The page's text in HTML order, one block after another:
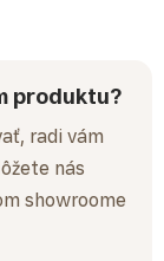
produktu?
radi vám
nás
showroome